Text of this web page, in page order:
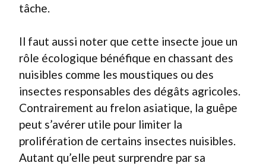
tâche.
Il faut aussi noter que cette insecte joue un
rôle écologique bénéfique en chassant des
nuisibles comme les moustiques ou des
insectes responsables des dégâts agricoles.
Contrairement au frelon asiatique, la guêpe
peut s’avérer utile pour limiter la
prolifération de certains insectes nuisibles.
Autant qu’elle peut surprendre par sa